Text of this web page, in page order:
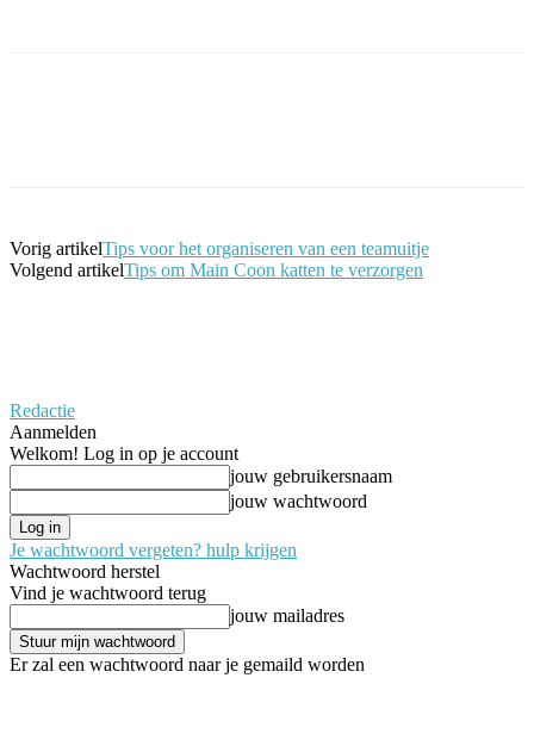
Vorig artikelTips voor het organiseren van een teamuitje
Volgend artikelTips om Main Coon katten te verzorgen
Redactie
Aanmelden
Welkom! Log in op je account
jouw gebruikersnaam
jouw wachtwoord
Je wachtwoord vergeten? hulp krijgen
Wachtwoord herstel
Vind je wachtwoord terug
jouw mailadres
Er zal een wachtwoord naar je gemaild worden